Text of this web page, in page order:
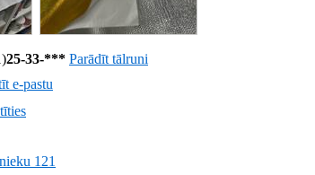
25-33-*** Parādīt tālruni
e-pastu
121